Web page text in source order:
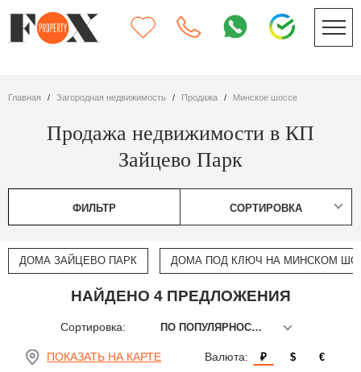
Главная Загородная недвижимость Продажа Минское шоссе
Продажа недвижимости в КП
Зайцево Парк
ФИЛЬТР СОРТИРОВКА
ДОМА ЗАЙЦЕВО ПАРК ДОМА ПОД КЛЮЧ НА МИНСКОМ
НАЙДЕНО 4 ПРЕДЛОЖЕНИЯ
Сортировка: ПО ПОПУЛЯРНОСТИ
ПОКАЗАТЬ НА КАРТЕ Валюта: ₽ $ €